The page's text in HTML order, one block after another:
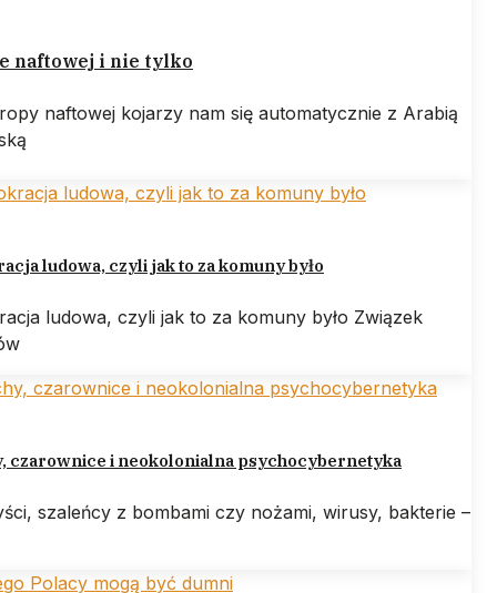
naftowej i nie tylko
naftowej kojarzy nam się automatycznie z Arabią
ludowa, czyli jak to za komuny było
ludowa, czyli jak to za komuny było Związek
czarownice i neokolonialna psychocybernetyka
szaleńcy z bombami czy nożami, wirusy, bakterie –